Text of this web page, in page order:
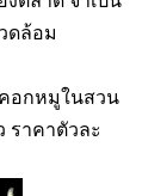
ดล้อม
อกหมูในสวน
ราคาตัวละ